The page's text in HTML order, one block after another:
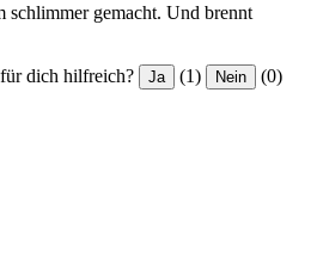
schlimmer gemacht. Und brennt
dich hilfreich? Ja (1) Nein (0)